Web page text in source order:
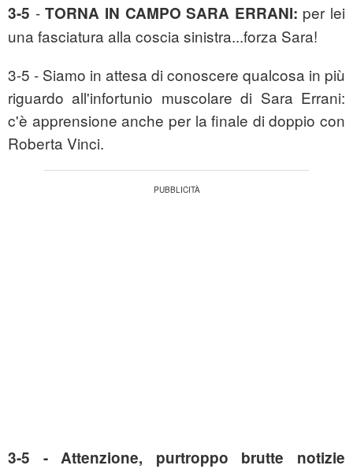
3-5 -TORNA IN CAMPO SARA ERRANI: per lei
una fasciatura alla coscia sinistra...forza Sara!
3-5 - Siamo in attesa di conoscere qualcosa in più
riguardo all'infortunio muscolare di Sara Errani:
c'è apprensione anche per la finale di doppio con
Roberta Vinci.
3-5 - Attenzione, purtroppo brutte notizie